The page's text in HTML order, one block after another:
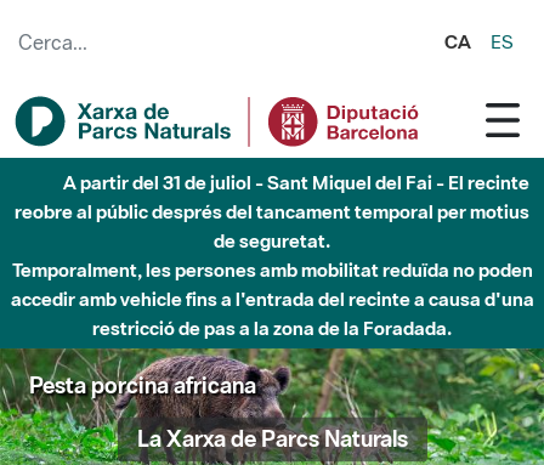
CA ES
A partir del 31 de juliol - Sant Miquel del Fai - El recinte
reobre al públic després del tancament temporal per motius
de seguretat.
Temporalment, les persones amb mobilitat reduïda no poden
accedir amb vehicle fins a l'entrada del recinte a causa d'una
restricció de pas a la zona de la Foradada.
Pesta porcina africana
La Xarxa de Parcs Naturals